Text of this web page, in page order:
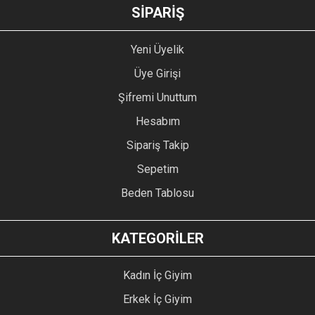
GÖNDER
SİPARİŞ
Yeni Üyelik
Üye Girişi
Şifremi Unuttum
Hesabım
Sipariş Takip
Sepetim
Beden Tablosu
KATEGORİLER
Kadın İç Giyim
Erkek İç Giyim